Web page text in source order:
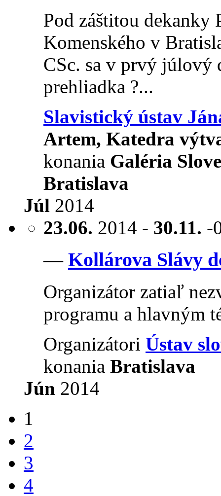
Pod záštitou
Komenského v
CSc. sa v prvý júlový
prehliadka ?...
Slavistický ústav
Artem, Katedra
konania Galéria
Bratislava
Júl 2014
23.06. 2014 - 30.11. -
— Kollárova Slávy
Organizátor zatiaľ
programu a hlavným
Organizátori Ústav
konania Bratislava
Jún 2014
1
2
3
4